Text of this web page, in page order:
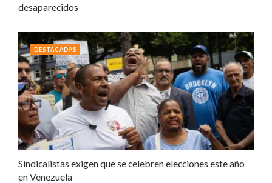
desaparecidos
Sindicalistas exigen que se celebren elecciones este año
en Venezuela
DESTACADAS